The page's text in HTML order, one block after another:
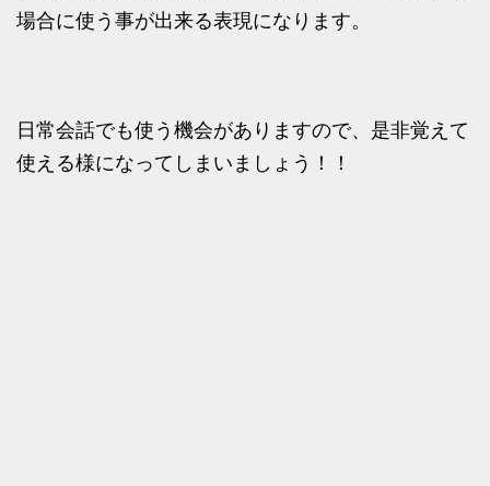
場合に使う事が出来る表現になります。
日常会話でも使う機会がありますので、是非覚えて
使える様になってしまいましょう！！